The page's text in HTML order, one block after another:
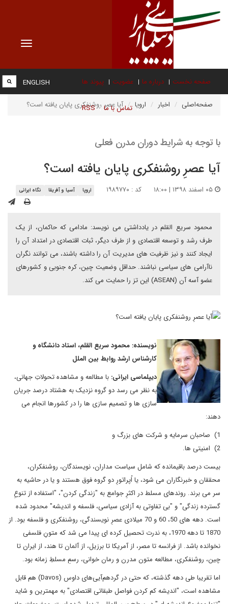
Toggle
صفحه نخست درباره ما عضویت پیوند ها
تماس با ما RSS
ENGLISH
صفحه‌اصلی اخبار اروپا آیا عصرِ روشنفکری پایان یافته است؟
با توجه به شرایط دوران مدرن فعلی
آیا عصرِ روشنفکری پایان یافته است؟
کد : ۱۹۸۹۷۷۰ اروپا آسیا و آفریقا نگاه ایرانی
محمود سریع القلم در یادداشتی می نویسد: مادامی که حاکمان، از یک
طرف رشد و توسعه اقتصادی و از طرف دیگر، ثبات اقتصادی در امتداد آن را
ایجاد کنند و نیز ظرفیت های مدیریت آن را داشته باشند، می توانند نگران
ناآرامی های سیاسی نباشند. حداقل وضعیت چین، کره جنوبی و کشورهای
عضو آسه آن (ASEAN) این تز را حمایت می کند.
نویسنده: محمود سریع القلم، استاد دانشگاه و
کارشناس ارشد روابط بین الملل
دیپلماسی ایرانی: با مطالعه و مشاهده تحولاتِ جهانی،
به نظر می رسد دو گروه نزدیک به هشتاد درصد جریان
سازی ها و تصمیم سازی ها را در کشورها انجام می
دهند:
1) صاحبان سرمایه و شرکت های بزرگ و
2) امنیتی ها.
بیست درصد باقیمانده که شامل سیاست مداران، نویسندگان، روشنفکران،
محققان و خبرنگاران می شود، یا اُپراتورِ دو گروه فوق هستند و یا در حاشیه به
سر می برند. روندهای مسلط در اکثرِ جوامع به "زندگی کردن"، "استفاده از تنوعِ
گسترده زندگی" و "بی تفاوتی به آزادی سیاسی، فلسفه و اندیشه" محدود شده
است. دهه های 50، 60 و 70 میلادی عصرِ نویسندگی، روشنفکری و فلسفه بود. از
1870 تا دهه 1970، به ندرت تحصیل کرده ای پیدا می شد که متونِ فلسفی
نخوانده باشد. از فرانسه تا مصر، از آمریکا تا برزیل، از آلمان تا هند، از ایران تا
چین، روشنفکری، مطالعه متون مدرن و رمان خوانی، رسمِ مسلطِ زمانه بود.
اما تقریبا طی دهه گذشته، که حتی در گردهم‌آیی‌های داوس (Davos) هم قابل
مشاهده است، "اندیشه کم کردن فواصل طبقاتی اقتصادی" به مهمترین و شاید